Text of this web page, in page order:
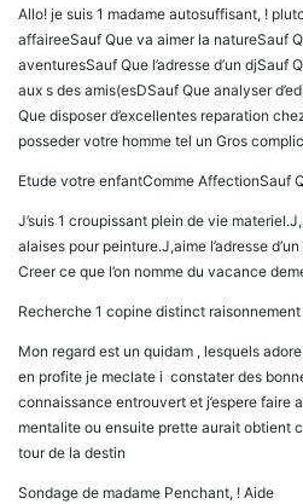
Allo! je suis 1 madame autosuffisant, !
affaireeSauf Que va aimer la natureSauf
aventuresSauf Que l’adresse d’un djSauf
aux s des amis(esDSauf Que analyser
Que disposer d’excellentes reparation
posseder votre homme tel un Gros
Etude votre enfantComme AffectionSauf
J’suis 1 croupissant plein de vie
alaises pour peinture.J,aime l’adresse
Creer ce que l’on nomme du vacance
Recherche 1 copine distinct raisonnement
Mon regard est un quidam , lesquels
en profite je meclate i constater des
connaissance entrouvert et j’espere faire
mentalite ou ensuite prette aurait obtient
tour de la destin
Sondage de madame Penchant, ! Aide